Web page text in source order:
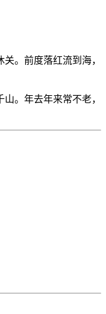
。前度落红流到海，
。年去年来常不老，